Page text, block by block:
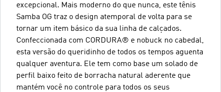
excepcional. Mais moderno do que nunca, este tênis
Samba OG traz o design atemporal de volta para se
tornar um item básico da sua linha de calçados.
Confeccionada com CORDURA® e nobuck no cabedal,
esta versão do queridinho de todos os tempos aguenta
qualquer aventura. Ele tem como base um solado de
perfil baixo feito de borracha natural aderente que
mantém você no controle para todos os seus